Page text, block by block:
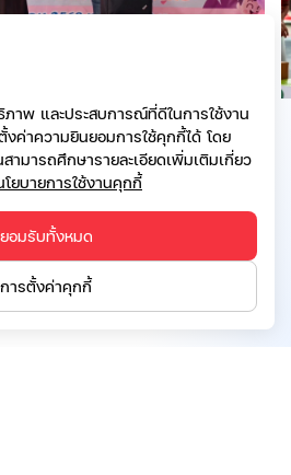
ย้อนกลับ
ภาพ และประสบการณ์ที่ดีในการใช้งาน
ค่าความยินยอมการใช้คุกกี้ได้ โดย
มารถศึกษารายละเอียดเพิ่มเติมเกี่ยว
โยบายการใช้งานคุกกี้
ยอมรับทั้งหมด
การตั้งค่าคุกกี้